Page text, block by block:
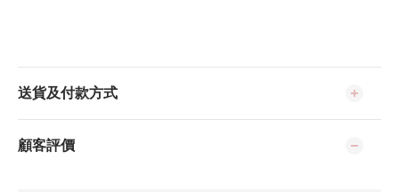
送貨及付款方式
顧客評價